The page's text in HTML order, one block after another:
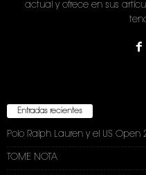
actual y ofrece en sus
Entradas recientes
Polo Ralph Lauren y el US Open
TOME NOTA